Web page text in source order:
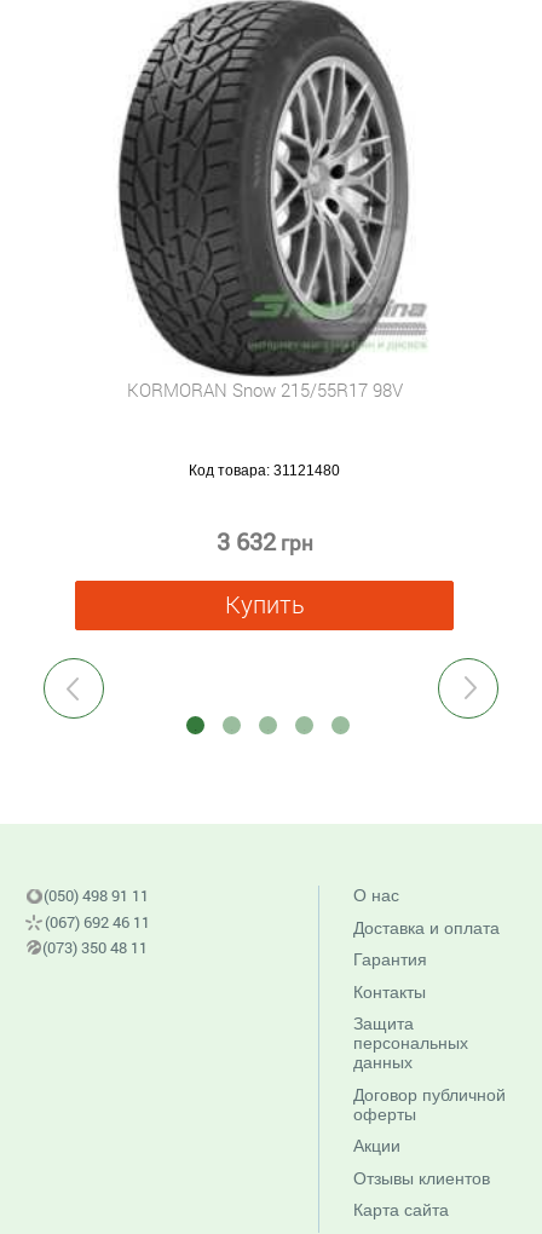
Previous
KORMORAN Snow 215/55R17 98V
Код товара:31121480
3 632 грн
Купить
Next
(050) 498 91 11
(067) 692 46 11
(073) 350 48 11
О нас
Доставка и оплата
Гарантия
Контакты
Защита
персональных
данных
Договор публичной
оферты
Акции
Отзывы клиентов
Карта сайта